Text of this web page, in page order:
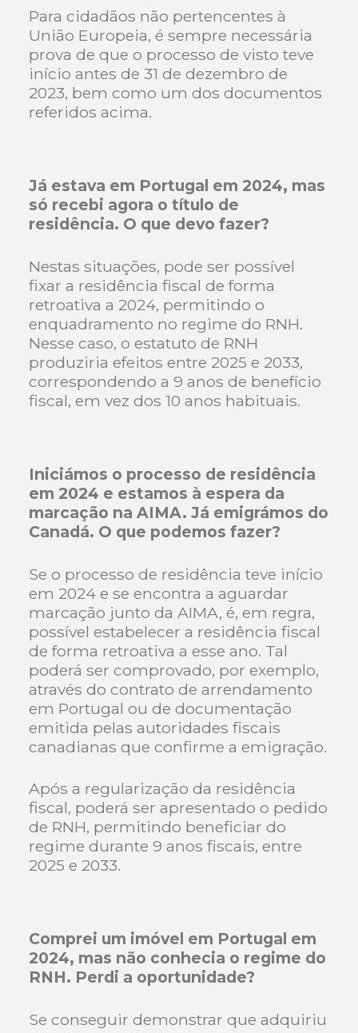
Para cidadãos não pertencentes à
União Europeia, é sempre necessária
prova de que o processo de visto teve
início antes de 31 de dezembro de
2023, bem como um dos documentos
referidos acima.
Já estava em Portugal em 2024, mas
só recebi agora o título de
residência. O que devo fazer?
Nestas situações, pode ser possível
fixar a residência fiscal de forma
retroativa a 2024, permitindo o
enquadramento no regime do RNH.
Nesse caso, o estatuto de RNH
produziria efeitos entre 2025 e 2033,
correspondendo a 9 anos de benefício
fiscal, em vez dos 10 anos habituais.
Iniciámos o processo de residência
em 2024 e estamos à espera da
marcação na AIMA. Já emigrámos do
Canadá. O que podemos fazer?
Se o processo de residência teve início
em 2024 e se encontra a aguardar
marcação junto da AIMA, é, em regra,
possível estabelecer a residência fiscal
de forma retroativa a esse ano. Tal
poderá ser comprovado, por exemplo,
através do contrato de arrendamento
em Portugal ou de documentação
emitida pelas autoridades fiscais
canadianas que confirme a emigração.
Após a regularização da residência
fiscal, poderá ser apresentado o pedido
de RNH, permitindo beneficiar do
regime durante 9 anos fiscais, entre
2025 e 2033.
Comprei um imóvel em Portugal em
2024, mas não conhecia o regime do
RNH. Perdi a oportunidade?
Se conseguir demonstrar que adquiriu